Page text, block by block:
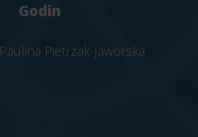
Godin
Paulina Pietrzak-Jaworska